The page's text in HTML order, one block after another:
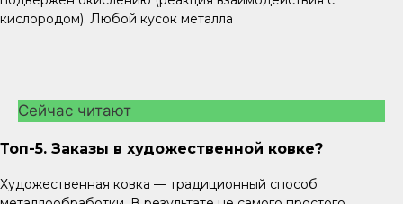
кислородом). Любой кусок металла
Сейчас читают
Топ-5. Заказы в художественной ковке?
Художественная ковка — традиционный способ